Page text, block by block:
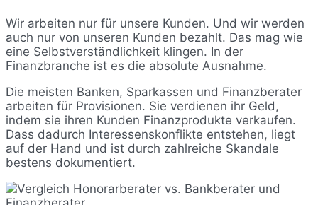
Wir arbeiten nur für unsere Kunden. Und wir werden
auch nur von unseren Kunden bezahlt. Das mag wie
eine Selbstverständlichkeit klingen. In der
Finanzbranche ist es die absolute Ausnahme.
Die meisten Banken, Sparkassen und Finanzberater
arbeiten für Provisionen. Sie verdienen ihr Geld,
indem sie ihren Kunden Finanzprodukte verkaufen.
Dass dadurch Interessenskonflikte entstehen, liegt
auf der Hand und ist durch zahlreiche Skandale
bestens dokumentiert.